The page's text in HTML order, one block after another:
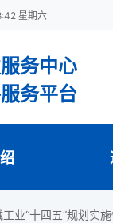
星期六
务中心
务平台
业“十四五”规划实